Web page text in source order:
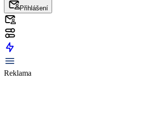
Přihlášení
Reklama